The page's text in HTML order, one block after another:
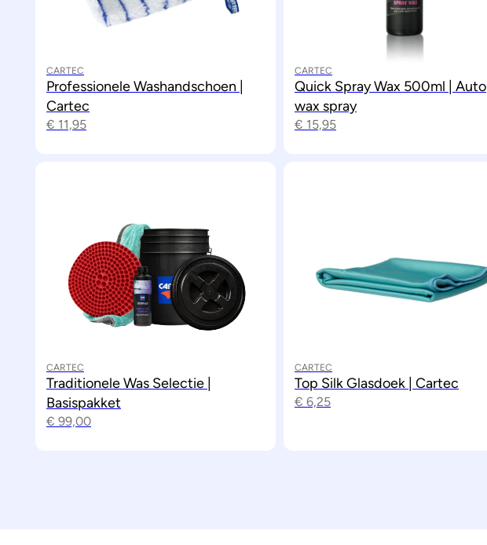
CARTEC
Professionele Washandschoen |
Cartec
€ 11,95
CARTEC
Quick Spray Wax 500ml | Auto
wax spray
€ 15,95
CARTEC
Traditionele Was Selectie |
Basispakket
€ 99,00
CARTEC
Top Silk Glasdoek | Cartec
€ 6,25